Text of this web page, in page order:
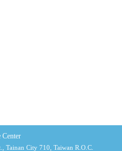
Tainan City 710, Taiwan R.O.C.